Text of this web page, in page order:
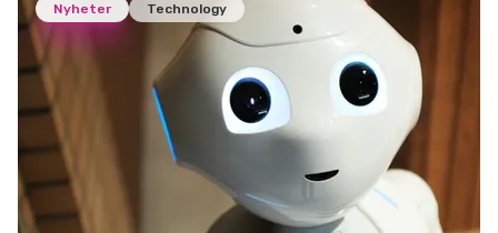
Nyheter Technology